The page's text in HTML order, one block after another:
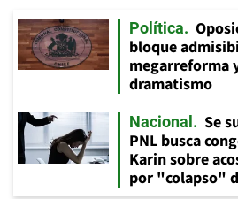
Política
bloque
megarreforma
dramatismo
Nacional
Se
PNL busca
Karin sobre
por "colapso"